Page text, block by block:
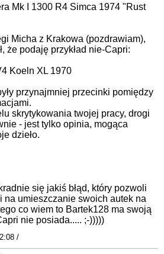
Mk I 1300 R4 Simca 1974 "Rust
Micha z Krakowa (pozdrawiam),
że podaję przykład nie-Capri:
Koeln XL 1970
przynajmniej przecinki pomiędzy
skrytykowania twojej pracy, drogi
- jest tylko opinia, mogąca
dzieło.
się jakiś błąd, który pozwoli
na umieszczanie swoich autek na
co wiem to Bartek128 ma swoją
nie posiada..... ;-)))))
/